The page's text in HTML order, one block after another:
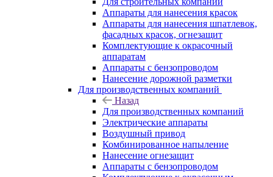
Аппараты для нанесения красок
Аппараты для нанесения шпатлевок,
фасадных красок, огнезащит
Комплектующие к окрасочный
аппаратам
Аппараты с бензопроводом
Нанесение дорожной разметки
Для производственных компаний
Назад
Для производственных компаний
Электрические аппараты
Воздушный привод
Комбинированное напыление
Нанесение огнезащит
Аппараты с бензопроводом